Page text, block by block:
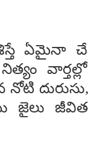
ఏమైనా
నిత్యం
నోటి
జైలు